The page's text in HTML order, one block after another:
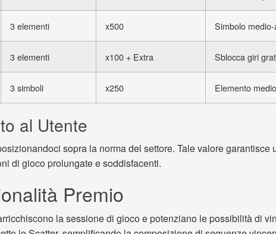
3 elementi x500 Simbolo
3 elementi x100 + Extra Sblocca giri
3 simboli x250 Elemento medio
al Utente
sopra la norma del settore. Tale valore
di gioco prolungate e soddisfacenti.
Premio
la sessione di gioco e potenziano le possibilità di